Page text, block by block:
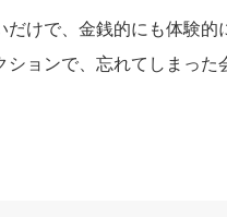
けで、金銭的にも体験
ョンで、忘れてしまった